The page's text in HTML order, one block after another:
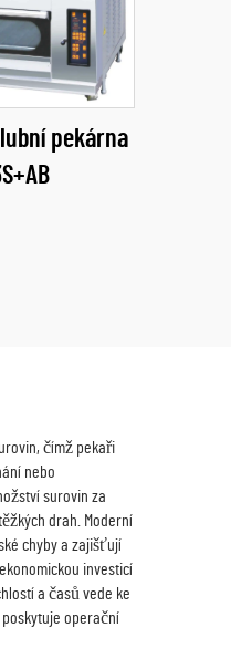
pekárna
čímž pekaři
nebo
surovin za
drah. Moderní
chyby a zajišťují
investicí
a časů vede ke
operační